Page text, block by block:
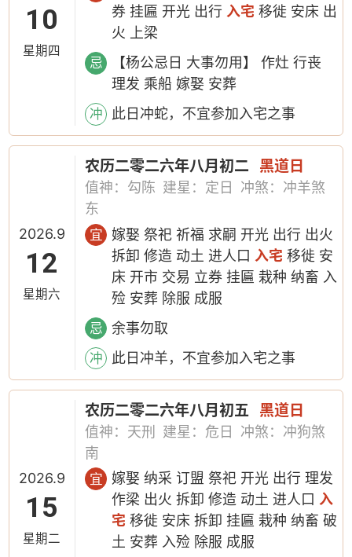
10
星期四
券 挂匾 开光 出行 入宅 移徙 安床 出
火 上梁
忌
【杨公忌日 大事勿用】 作灶 行丧
理发 乘船 嫁娶 安葬
冲 此日冲蛇，不宜参加入宅之事
2026.9
12
星期六
农历二零二六年八月初二 黑道日
值神：勾陈 建星：定日
冲煞：冲羊煞
东
宜
嫁娶 祭祀 祈福 求嗣 开光 出行 出火
拆卸 修造 动土 进人口 入宅 移徙 安
床 开市 交易 立券 挂匾 栽种 纳畜 入
殓 安葬 除服 成服
忌 余事勿取
冲 此日冲羊，不宜参加入宅之事
2026.9
15
星期二
农历二零二六年八月初五 黑道日
值神：天刑 建星：危日
冲煞：冲狗煞
南
宜
嫁娶 纳采 订盟 祭祀 开光 出行 理发
作梁 出火 拆卸 修造 动土 进人口入
宅 移徙 安床 拆卸 挂匾 栽种 纳畜 破
土 安葬 入殓 除服 成服